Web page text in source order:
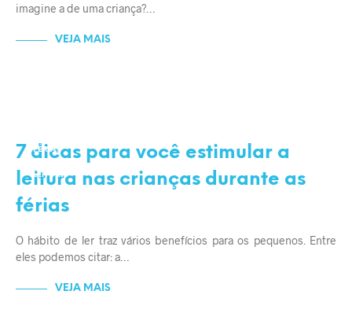
imagine a de uma criança?…
VEJA MAIS
FÉRIAS
LEITURA
7 dicas para você estimular a
leitura nas crianças durante as
férias
O hábito de ler traz vários benefícios para os pequenos. Entre
eles podemos citar: a…
VEJA MAIS